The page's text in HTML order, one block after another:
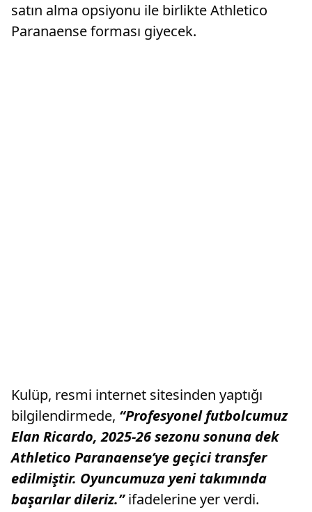
satın alma opsiyonu ile birlikte Athletico
Paranaense forması giyecek.
Kulüp, resmi internet sitesinden yaptığı
bilgilendirmede, “Profesyonel futbolcumuz
Elan Ricardo, 2025-26 sezonu sonuna dek
Athletico Paranaense’ye geçici transfer
edilmiştir. Oyuncumuza yeni takımında
başarılar dileriz.”ifadelerine yer verdi.